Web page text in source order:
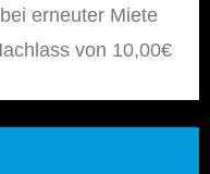
erneuter Miete
von 10,00€